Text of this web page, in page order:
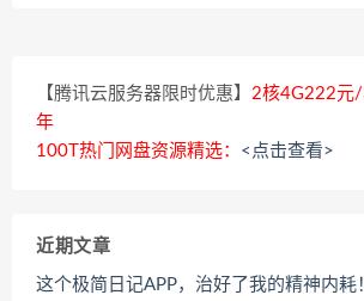
【腾讯云服务器限时优惠】 2核4G222元
年
100T热门网盘资源精选： <点击查看>
近期文章
这个极简日记APP，治好了我的精神内耗